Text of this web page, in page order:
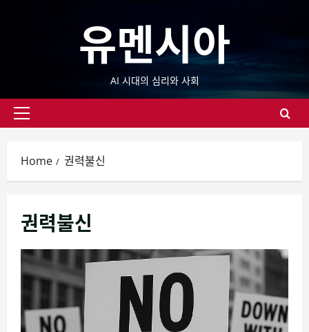
유멘시아
AI 시대의 심리와 사회
Primary
Home 권력불신
권력불신